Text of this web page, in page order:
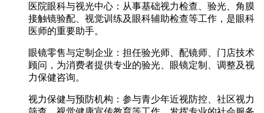
医院眼科与视光中心：从事基础视力检查、验光、角膜
接触镜验配、视觉训练及眼科辅助检查等工作，是眼科
医师的重要助手。
眼镜零售与定制企业：担任验光师、配镜师、门店技术
顾问，为消费者提供专业的验光、眼镜定制、调整及视
力保健咨询。
视力保健与预防机构：参与青少年近视防控、社区视力